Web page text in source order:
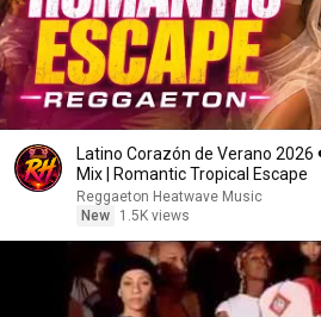
Latino Corazón de Verano
Mix | Romantic Tropical Escape
Reggaeton Heatwave Music
New
1.5K views